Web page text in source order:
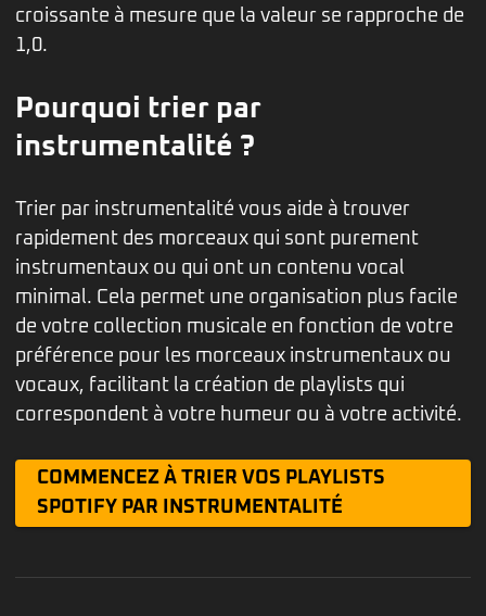
croissante à mesure que la valeur se rapproche de
1,0.
Pourquoi trier par
instrumentalité ?
Trier par instrumentalité vous aide à trouver
rapidement des morceaux qui sont purement
instrumentaux ou qui ont un contenu vocal
minimal. Cela permet une organisation plus facile
de votre collection musicale en fonction de votre
préférence pour les morceaux instrumentaux ou
vocaux, facilitant la création de playlists qui
correspondent à votre humeur ou à votre activité.
COMMENCEZ À TRIER VOS PLAYLISTS
SPOTIFY PAR INSTRUMENTALITÉ